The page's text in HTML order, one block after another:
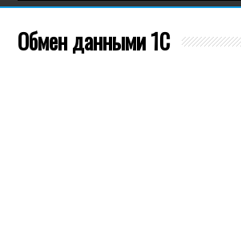
Обмен данными 1С